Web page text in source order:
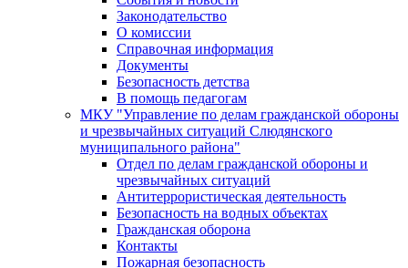
Законодательство
О комиссии
Справочная информация
Документы
Безопасность детства
В помощь педагогам
МКУ "Управление по делам гражданской обороны
и чрезвычайных ситуаций Слюдянского
муниципального района"
Отдел по делам гражданской обороны и
чрезвычайных ситуаций
Антитеррористическая деятельность
Безопасность на водных объектах
Гражданская оборона
Контакты
Пожарная безопасность